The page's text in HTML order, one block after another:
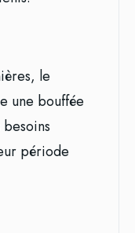
le
une bouffée
période